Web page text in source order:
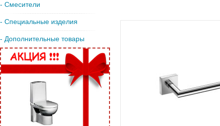
- Смесители
- Специальные изделия
- Дополнительные товары